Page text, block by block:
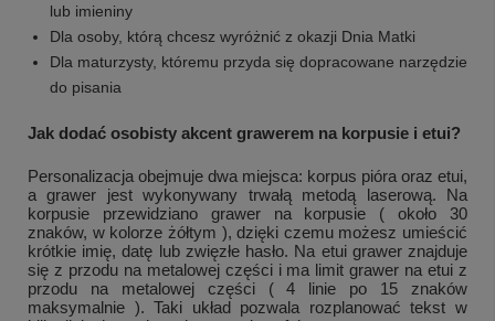
lub imieniny
Dla osoby, którą chcesz wyróżnić z okazji Dnia Matki
Dla maturzysty, któremu przyda się dopracowane narzędzie
do pisania
Jak dodać osobisty akcent grawerem na korpusie i etui?
Personalizacja obejmuje dwa miejsca: korpus pióra oraz etui,
a grawer jest wykonywany trwałą metodą laserową. Na
korpusie przewidziano grawer na korpusie ( około 30
znaków, w kolorze żółtym ), dzięki czemu możesz umieścić
krótkie imię, datę lub zwięzłe hasło. Na etui grawer znajduje
się z przodu na metalowej części i ma limit grawer na etui z
przodu na metalowej części ( 4 linie po 15 znaków
maksymalnie ). Taki układ pozwala rozplanować tekst w